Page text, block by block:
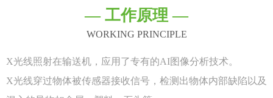
X光线照射在输送机，应用了专有的AI图像分析技术。
X光线穿过物体被传感器接收信号，检测出物体内部缺陷以及
— 工作原理 —
WORKING PRINCIPLE